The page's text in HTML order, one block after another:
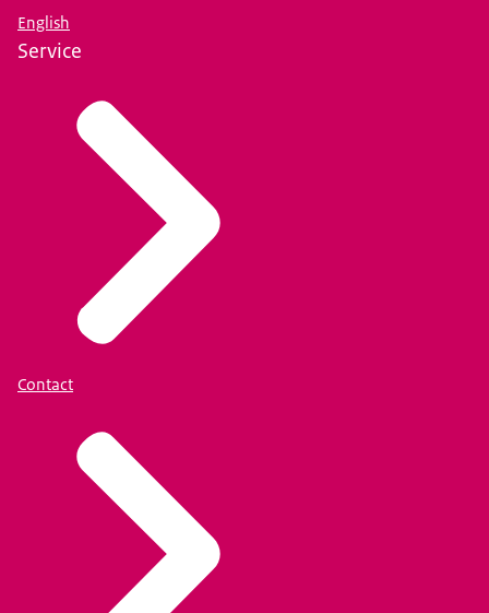
English
Service
Contact